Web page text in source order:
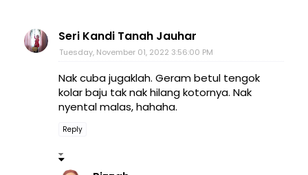
Seri Kandi Tanah Jauhar
Tuesday, November 01, 2022 3:56:00 PM
Nak cuba jugaklah. Geram betul tengok
kolar baju tak nak hilang kotornya. Nak
nyental malas, hahaha.
Reply